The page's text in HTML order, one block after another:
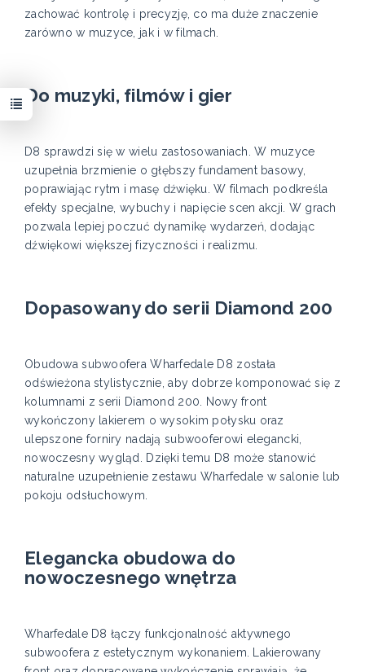
zachować kontrolę i precyzję, co ma duże znaczenie
zarówno w muzyce, jak i w filmach.
Do muzyki, filmów i gier
D8 sprawdzi się w wielu zastosowaniach. W muzyce
uzupełnia brzmienie o głębszy fundament basowy,
poprawiając rytm i masę dźwięku. W filmach podkreśla
efekty specjalne, wybuchy i napięcie scen akcji. W grach
pozwala lepiej poczuć dynamikę wydarzeń, dodając
dźwiękowi większej fizyczności i realizmu.
Dopasowany do serii Diamond 200
Obudowa subwoofera Wharfedale D8 została
odświeżona stylistycznie, aby dobrze komponować się z
kolumnami z serii Diamond 200. Nowy front
wykończony lakierem o wysokim połysku oraz
ulepszone forniry nadają subwooferowi elegancki,
nowoczesny wygląd. Dzięki temu D8 może stanowić
naturalne uzupełnienie zestawu Wharfedale w salonie lub
pokoju odsłuchowym.
Elegancka obudowa do
nowoczesnego wnętrza
Wharfedale D8 łączy funkcjonalność aktywnego
subwoofera z estetycznym wykonaniem. Lakierowany